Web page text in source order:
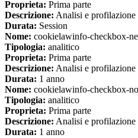
Proprieta: Prima parte
Descrizione: Analisi e profilazione
Durata: Session
Nome: cookielawinfo-checkbox-
Tipologia: analitico
Proprieta: Prima parte
Descrizione: Analisi e profilazione
Durata: 1 anno
Nome: cookielawinfo-checkbox-
Tipologia: analitico
Proprieta: Prima parte
Descrizione: Analisi e profilazione
Durata: 1 anno